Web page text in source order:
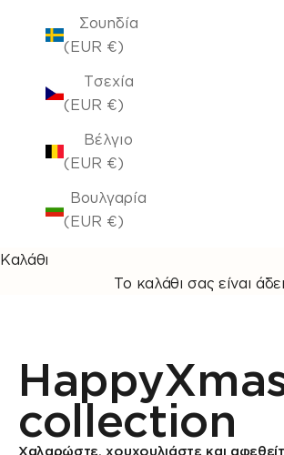
Σουηδία
(EUR €)
Τσεχία
(EUR €)
Βέλγιο
(EUR €)
Βουλγαρία
(EUR €)
Καλάθι
Το καλάθι σας είναι
collection
Χαλαρώστε, χουχουλιάστε και